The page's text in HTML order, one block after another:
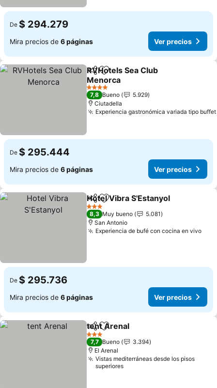
De $ 294.279
Mira precios de 6 páginas Ver precios
CompartirAgregar a favoritos
RVHotels Sea Club
Menorca
Ver precios
4 Estrellas
7,8 Bueno
5.929
Ciutadella
Experiencia gastronómica variada tipo buffet
De $ 295.444
Mira precios de 6 páginas Ver precios
CompartirAgregar a favoritos
Hotel Vibra S'Estanyol
3 Estrellas
8,3 Muy bueno
5.081
San Antonio
Experiencia de bufé con cocina en vivoVer
De $ 295.736
Mira precios de 6 páginas Ver precios
CompartirAgregar a favoritos
tent Arenal
3 Estrellas
7,7 Bueno
3.394
El Arenal
Vistas mediterráneas desde los pisos
superiores